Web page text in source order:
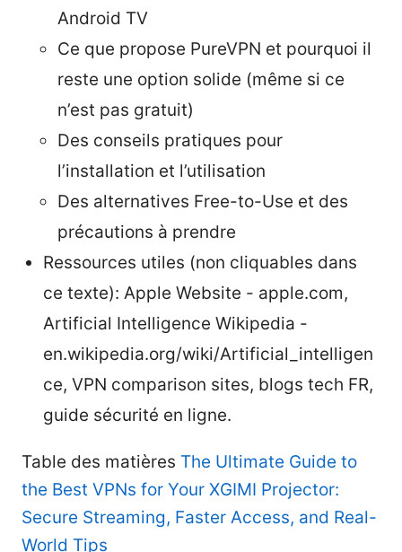
Android TV
Ce que propose PureVPN et pourquoi il
reste une option solide (même si ce
n’est pas gratuit)
Des conseils pratiques pour
l’installation et l’utilisation
Des alternatives Free-to-Use et des
précautions à prendre
Ressources utiles (non cliquables dans
ce texte): Apple Website - apple.com,
Artificial Intelligence Wikipedia -
en.wikipedia.org/wiki/Artificial_intelligen
ce, VPN comparison sites, blogs tech FR,
guide sécurité en ligne.
Table des matières The Ultimate Guide to
the Best VPNs for Your XGIMI Projector:
Secure Streaming, Faster Access, and Real-
World Tips